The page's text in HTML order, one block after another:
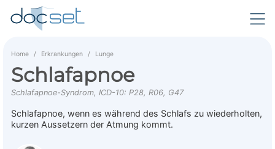
Home Erkrankungen Lunge
Schlafapnoe
Schlafapnoe-Syndrom, ICD-10: P28, R06, G47
Schlafapnoe, wenn es während des Schlafs zu wiederholten,
kurzen Aussetzern der Atmung kommt.